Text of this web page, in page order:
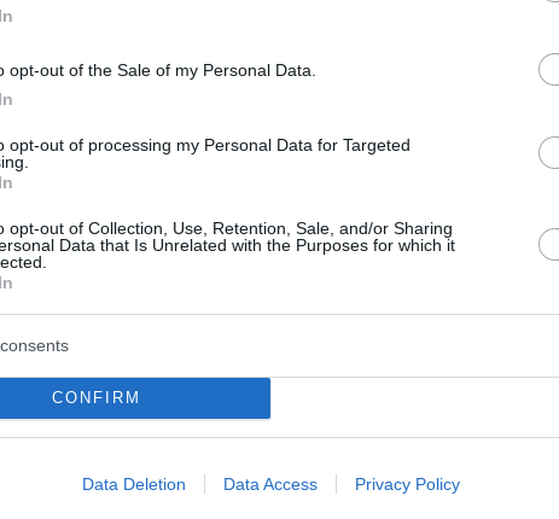
opt-out of the Sale of my Personal Data.
opt-out of processing my Personal Data for Targeted
opt-out of Collection, Use, Retention, Sale, and/or Sharing
Data that Is Unrelated with the Purposes for which it
CONFIRM
Data Deletion Data Access Privacy Policy
παράδειγμα της πανδημίας και θυμίζοντας
δώρισε 250.000 δόσεις εμβολίου κατά του
συνέχισε λέγοντας πως υπάρχει ταύτιση
όσον αφορά στην καταδίκη της
συμπεριφοράς της Τουρκίας.«Η ηγεσία της
να μην αντιλαμβάνεται να μηνύματα των
ο πρωθυπουργός, λέγοντας πως όσα κάνει
την ειρήνη στην περιοχή.
για την οικοδόμηση σχέσεων
και καλής γειτονίας μακριά από λογικές
αυθαιρεσίας, απειλών πολέμου,
σίγουρα δεν ανήκουν στον 21ο αιώνα».